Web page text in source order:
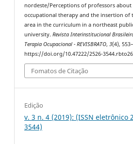
nordeste/Perceptions of professors about
occupational therapy and the insertion of
area in the curriculum in a northeast
university.Revista Interinstitucional
Terapia Ocupacional - REVISBRATO,3(4),
https://doi.org/10.47222/2526-
Fomatos de Citação
Edição
v. 3 n. 4 (2019): (ISSN eletrônico
3544)